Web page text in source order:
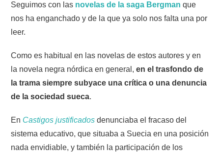
Seguimos con las novelas de la saga Bergman que
nos ha enganchado y de la que ya solo nos falta una por
leer.
Como es habitual en las novelas de estos autores y en
la novela negra nórdica en general,en el trasfondo de
la trama siempre subyace una crítica o una denuncia
de la sociedad sueca.
En Castigos justificados denunciaba el fracaso del
sistema educativo, que situaba a Suecia en una posición
nada envidiable, y también la participación de los